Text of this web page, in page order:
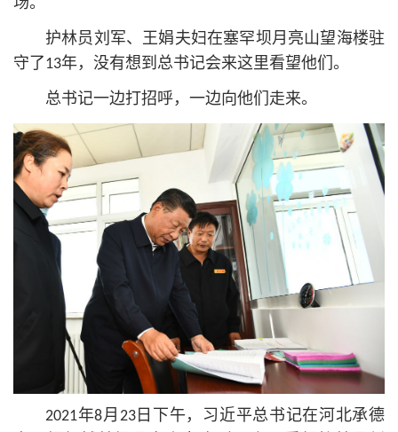
场。
护林员刘军、王娟夫妇在塞罕坝月亮山望海楼驻
守了13年，没有想到总书记会来这里看望他们。
总书记一边打招呼，一边向他们走来。
2021年8月23日下午，习近平总书记在河北承德